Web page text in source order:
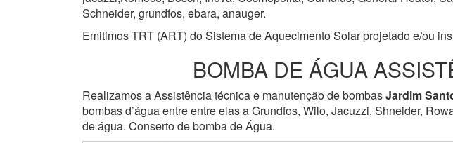
Schneider, grundfos, ebara, anauger.
Emitimos TRT (ART) do Sistema de Aquecimento Solar projetado e/ou
BOMBA DE ÁGUA
Realizamos a Assistência técnica e manutenção de bombasJardim
bombas d’água entre entre elas a Grundfos, Wilo, Jacuzzi, Shneider,
de água. Conserto de bomba de Água.